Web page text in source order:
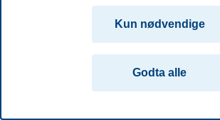
TrondheimStavanger
© 2026 Handelshøyskolen BI
samtykke ved å endre innstillinger.
Les mer om våre informasjonskapsler,
opplysninger vi samler inn og formålene
for informasjonskapsler. Du kan når som
eller trekke tilbake ditt samtykke i
Kun nødvendige
Godta alle